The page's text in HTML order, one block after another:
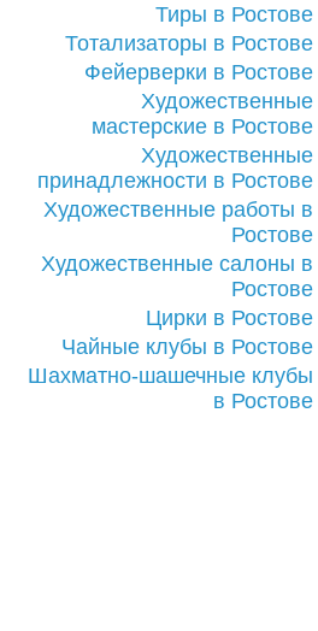
Тиры в Ростове
Тотализаторы в Ростове
Фейерверки в Ростове
Художественные
мастерские в Ростове
Художественные
принадлежности в Ростове
Художественные работы в
Ростове
Художественные салоны в
Ростове
Цирки в Ростове
Чайные клубы в Ростове
Шахматно-шашечные клубы
в Ростове